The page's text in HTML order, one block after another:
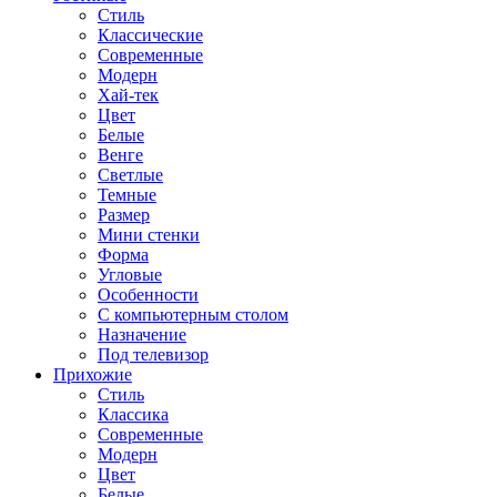
Стиль
Классические
Современные
Модерн
Хай-тек
Цвет
Белые
Венге
Светлые
Темные
Размер
Мини стенки
Форма
Угловые
Особенности
С компьютерным столом
Назначение
Под телевизор
Прихожие
Стиль
Классика
Современные
Модерн
Цвет